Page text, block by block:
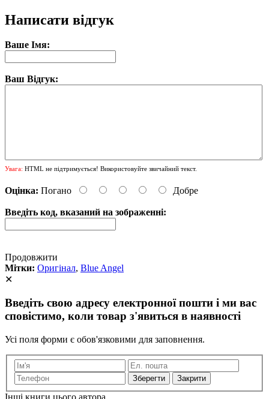
Написати відгук
Ваше Імя:
Ваш Відгук:
Увага: HTML не підтримується! Використовуйте звичайний текст.
Оцінка: Погано Добре
Введіть код, вказаний на зображенні:
Продовжити
Мітки: Оригінал, Blue Angel
✕
Введіть свою адресу електронної пошти і ми вас
сповістимо, коли товар з'явиться в наявності
Усі поля форми є обов'язковими для заповнення.
Закрити
Інші книги цього автора